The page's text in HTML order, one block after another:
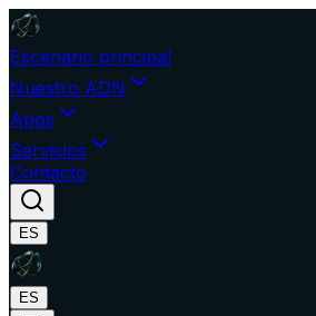
Escenario principal
Nuestro ADN
Apps
Servicios
Contacto
ES
ES